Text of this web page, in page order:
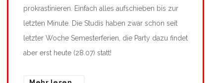
prokrastinieren. Einfach alles aufschieben bis zur
letzten Minute. Die Studis haben zwar schon seit
letzter Woche Semesterferien, die Party dazu findet
aber erst heute (28.07) statt!